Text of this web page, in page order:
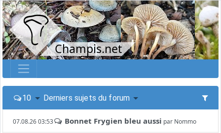
Champis.net
10 Derniers sujets du forum
07.08.26 03:53 Bonnet Frygien bleu aussi par Nommo